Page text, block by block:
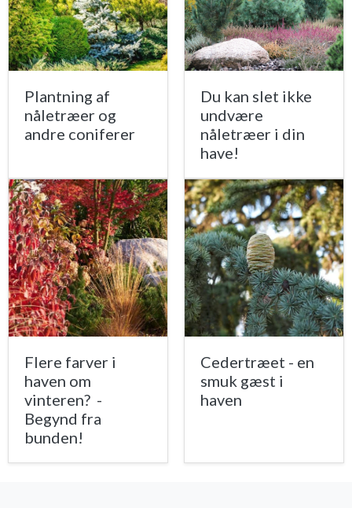
Plantning af
nåletræer og
andre coniferer
Du kan slet ikke
undvære
nåletræer i din
have!
Flere farver i
haven om
vinteren? -
Begynd fra
bunden!
Cedertræet - en
smuk gæst i
haven